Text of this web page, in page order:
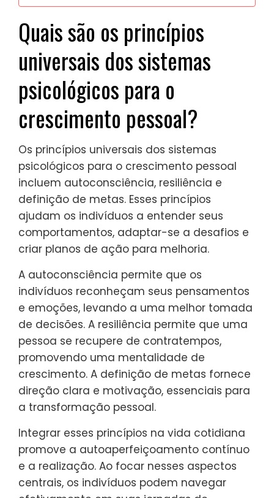
Quais são os princípios
universais dos sistemas
psicológicos para o
crescimento pessoal?
Os princípios universais dos sistemas
psicológicos para o crescimento pessoal
incluem autoconsciência, resiliência e
definição de metas. Esses princípios
ajudam os indivíduos a entender seus
comportamentos, adaptar-se a desafios e
criar planos de ação para melhoria.
A autoconsciência permite que os
indivíduos reconheçam seus pensamentos
e emoções, levando a uma melhor tomada
de decisões. A resiliência permite que uma
pessoa se recupere de contratempos,
promovendo uma mentalidade de
crescimento. A definição de metas fornece
direção clara e motivação, essenciais para
a transformação pessoal.
Integrar esses princípios na vida cotidiana
promove a autoaperfeiçoamento contínuo
e a realização. Ao focar nesses aspectos
centrais, os indivíduos podem navegar